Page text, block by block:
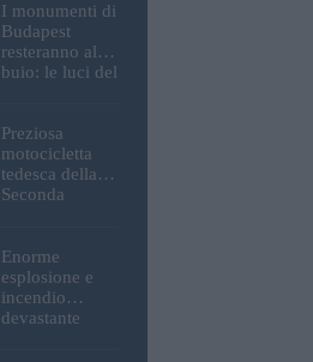
I monumenti di
Budapest
resteranno al
buio: le luci del
Buda e della
Cittadella
verranno
spente
Preziosa
motocicletta
tedesca della
Seconda
umani ed
esplosivi
recuperati dal
Danubio a
Enorme
esplosione e
incendio
devastante